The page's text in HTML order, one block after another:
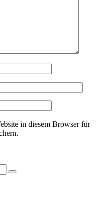
in diesem Browser für